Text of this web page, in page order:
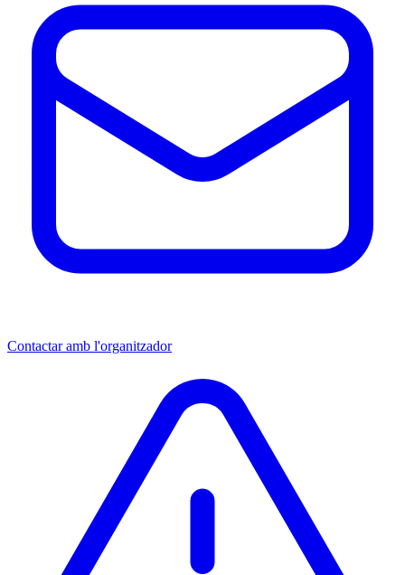
Contactar amb l'organitzador